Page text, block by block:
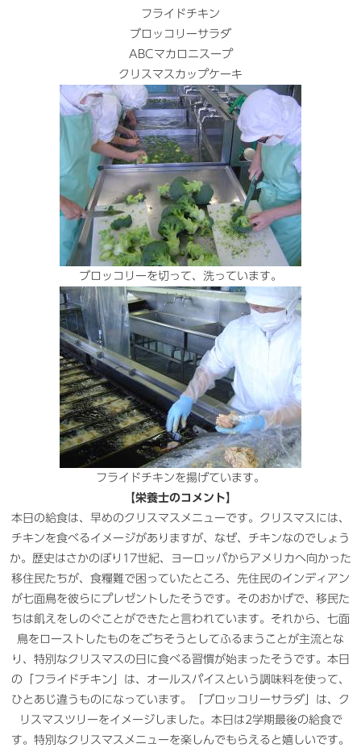
フライドチキン
ブロッコリーサラダ
ABCマカロニスープ
クリスマスカップケーキ
ブロッコリーを切って、洗っています。
フライドチキンを揚げています。
【栄養士のコメント】
本日の給食は、早めのクリスマスメニューです。クリスマスには、
チキンを食べるイメージがありますが、なぜ、チキンなのでしょう
か。歴史はさかのぼり17世紀、ヨーロッパからアメリカへ向かった
移住民たちが、食糧難で困っていたところ、先住民のインディアン
が七面鳥を彼らにプレゼントしたそうです。そのおかげで、移民た
ちは飢えをしのぐことができたと言われています。それから、七面
鳥をローストしたものをごちそうとしてふるまうことが主流とな
り、特別なクリスマスの日に食べる習慣が始まったそうです。本日
の「フライドチキン」は、オールスパイスという調味料を使って、
ひとあじ違うものになっています。「ブロッコリーサラダ」は、ク
リスマスツリーをイメージしました。本日は2学期最後の給食で
す。特別なクリスマスメニューを楽しんでもらえると嬉しいです。